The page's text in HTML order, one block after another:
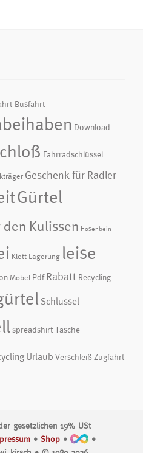
Busfahrt
Download
Fahrradschlüssel
Geschenk für Radler
Gürtel
den Kulissen Hosenbein
Klett Lagerung leise
Möbel Pdf Rabatt Recycling
Schlüssel
spreadshirt Tasche
Urlaub Verschleiß Zugfahrt
gesetzlichen 19% USt
• Shop•
•